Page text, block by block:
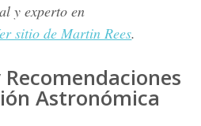
y experto en
sitio de Martin Rees.
Astronómica